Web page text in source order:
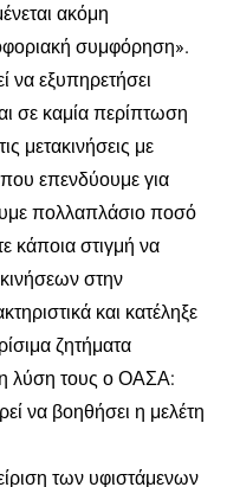
ακόμη
συμφόρηση».
να εξυπηρετήσει
σε καμία περίπτωση
μετακινήσεις με
επενδύουμε για
πολλαπλάσιο ποσό
στιγμή να
στην
και κατέληξε
ζητήματα
λύση τους ο ΟΑΣΑ:
να βοηθήσει η μελέτη
των υφιστάμενων